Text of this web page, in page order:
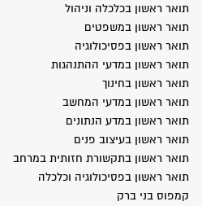
תואר ראשון בכלכלה וניהול
תואר ראשון במשפטים
תואר ראשון בפסיכולוגיה
תואר ראשון במדעי ההתנהגות
תואר ראשון בחינוך
תואר ראשון במדעי המחשב
תואר ראשון במדע הנתונים
תואר ראשון בעיצוב פנים
תואר ראשון בתקשורת חזותית במרחב
תואר ראשון בפסיכולוגיה וכלכלה
קמפוס בני ברק